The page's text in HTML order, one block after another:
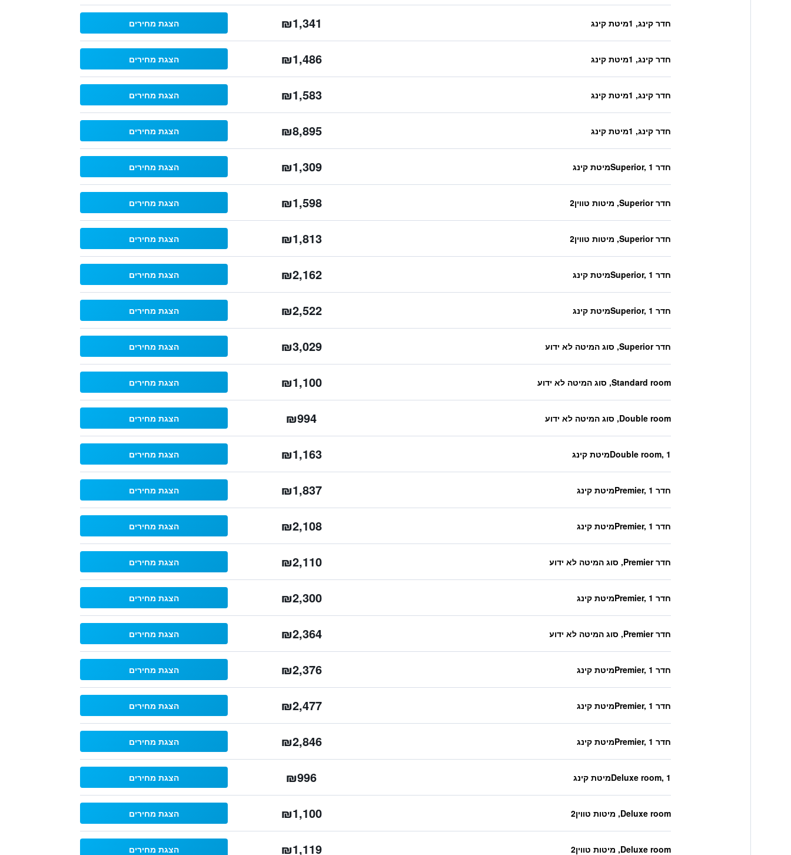
חדר קינג, 1מיטת קינג ₪1,341 הצגת מחירים
חדר קינג, 1מיטת קינג ₪1,486 הצגת מחירים
חדר קינג, 1מיטת קינג ₪1,583 הצגת מחירים
חדר קינג, 1מיטת קינג ₪8,895 הצגת מחירים
חדר Superior, 1מיטת קינג ₪1,309 הצגת מחירים
חדר Superior, מיטות טווין2 ₪1,598 הצגת מחירים
חדר Superior, מיטות טווין2 ₪1,813 הצגת מחירים
חדר Superior, 1מיטת קינג ₪2,162 הצגת מחירים
חדר Superior, 1מיטת קינג ₪2,522 הצגת מחירים
חדר Superior, סוג המיטה לא ידוע ₪3,029 הצגת מחירים
Standard room, סוג המיטה לא ידוע ₪1,100 הצגת מחירים
Double room, סוג המיטה לא ידוע ₪994 הצגת מחירים
Double room, 1מיטת קינג ₪1,163 הצגת מחירים
חדר Premier, 1מיטת קינג ₪1,837 הצגת מחירים
חדר Premier, 1מיטת קינג ₪2,108 הצגת מחירים
חדר Premier, סוג המיטה לא ידוע ₪2,110 הצגת מחירים
חדר Premier, 1מיטת קינג ₪2,300 הצגת מחירים
חדר Premier, סוג המיטה לא ידוע ₪2,364 הצגת מחירים
חדר Premier, 1מיטת קינג ₪2,376 הצגת מחירים
חדר Premier, 1מיטת קינג ₪2,477 הצגת מחירים
חדר Premier, 1מיטת קינג ₪2,846 הצגת מחירים
Deluxe room, 1מיטת קינג ₪996 הצגת מחירים
Deluxe room, מיטות טווין2 ₪1,100 הצגת מחירים
Deluxe room, מיטות טווין2 ₪1,119 הצגת מחירים